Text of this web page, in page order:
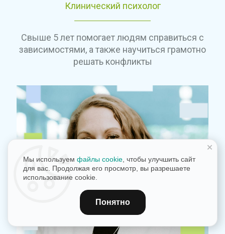
Клинический психолог
Свыше 5 лет помогает людям справиться с
зависимостями, а также научиться грамотно
решать конфликты
Мы используем файлы cookie , чтобы улучшить сайт
для вас. Продолжая его просмотр, вы разрешаете
использование cookie.
Понятно
+